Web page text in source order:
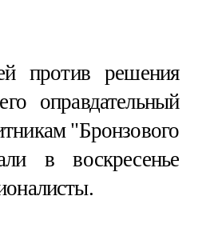
против решения
оправдательный
"Бронзового
в воскресенье